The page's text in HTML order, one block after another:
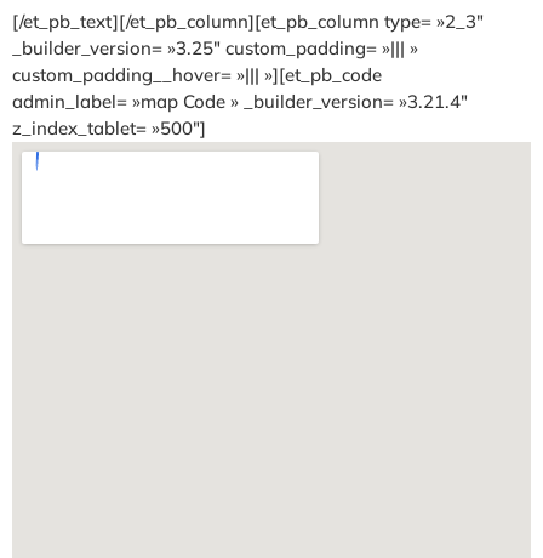
[/et_pb_text][/et_pb_column][et_pb_column type= »2_3″
_builder_version= »3.25″ custom_padding= »||| »
custom_padding__hover= »||| »][et_pb_code
admin_label= »map Code » _builder_version= »3.21.4″
z_index_tablet= »500″]